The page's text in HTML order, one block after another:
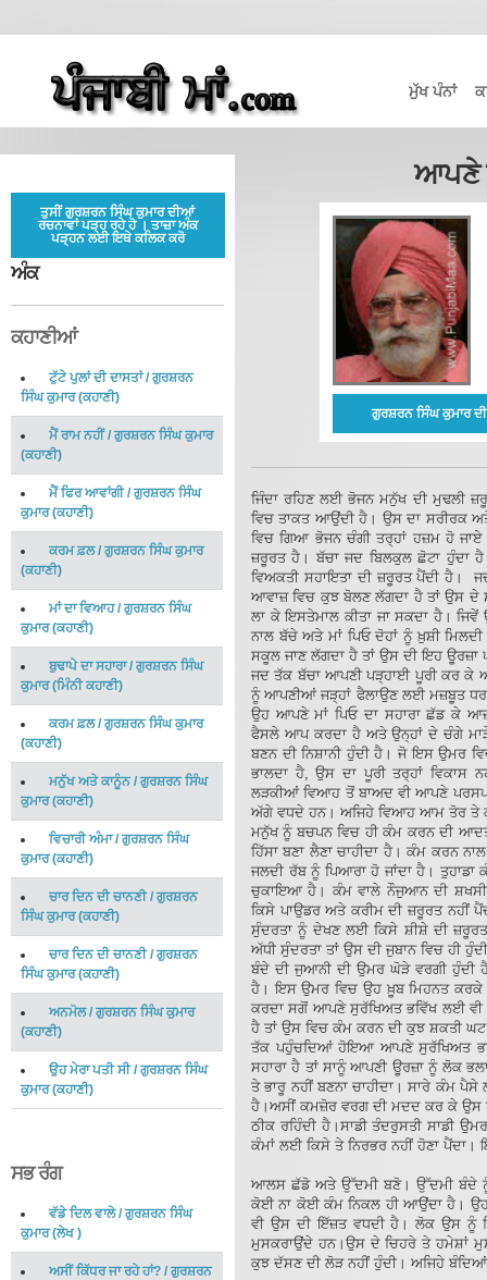
ਮੁੱਖ ਪੰਨਾਂ
ਤੁਸੀਂ ਗੁਰਸ਼ਰਨ ਸਿੰਘ ਕੁਮਾਰ ਦੀਆਂ
ਰਚਨਾਵਾਂ ਪੜ੍ਹ ਰਹੇ ਹੋ । ਤਾਜ਼ਾ ਅੰਕ
ਪੜ੍ਹਨ ਲਈ ਇਥੇ ਕਲਿਕ ਕਰੋ
ਅੰਕ
ਕਹਾਣੀਆਂ
ਟੁੱਟੇ ਪੁਲਾਂ ਦੀ ਦਾਸਤਾਂ/ਗੁਰਸ਼ਰਨ
ਸਿੰਘ ਕੁਮਾਰ(ਕਹਾਣੀ)
ਮੈਂ ਰਾਮ ਨਹੀਂ/ ਗੁਰਸ਼ਰਨ ਸਿੰਘ ਕੁਮਾਰ
(ਕਹਾਣੀ)
ਮੈਂ ਫਿਰ ਆਵਾਂਗੀ/ਗੁਰਸ਼ਰਨ ਸਿੰਘ
ਕੁਮਾਰ(ਕਹਾਣੀ)
ਕਰਮ ਫ਼ਲ/ ਗੁਰਸ਼ਰਨ ਸਿੰਘ ਕੁਮਾਰ
(ਕਹਾਣੀ)
ਮਾਂ ਦਾ ਵਿਆਹ/ਗੁਰਸ਼ਰਨ ਸਿੰਘ
ਕੁਮਾਰ(ਕਹਾਣੀ)
ਬੁਢਾਪੇ ਦਾ ਸਹਾਰਾ/ ਗੁਰਸ਼ਰਨ ਸਿੰਘ
ਕੁਮਾਰ(ਮਿੰਨੀ ਕਹਾਣੀ)
ਕਰਮ ਫ਼ਲ/ਗੁਰਸ਼ਰਨ ਸਿੰਘ ਕੁਮਾਰ
(ਕਹਾਣੀ)
ਮਨੁੱਖ ਅਤੇ ਕਾਨੂੰਨ/ ਗੁਰਸ਼ਰਨ ਸਿੰਘ
ਕੁਮਾਰ(ਕਹਾਣੀ)
ਵਿਚਾਰੀ ਅੰਮਾ/ਗੁਰਸ਼ਰਨ ਸਿੰਘ
ਕੁਮਾਰ(ਕਹਾਣੀ)
ਚਾਰ ਦਿਨ ਦੀ ਚਾਨਣੀ/ ਗੁਰਸ਼ਰਨ
ਸਿੰਘ ਕੁਮਾਰ(ਕਹਾਣੀ)
ਚਾਰ ਦਿਨ ਦੀ ਚਾਨਣੀ/ਗੁਰਸ਼ਰਨ
ਸਿੰਘ ਕੁਮਾਰ(ਕਹਾਣੀ)
ਅਨਮੋਲ/ ਗੁਰਸ਼ਰਨ ਸਿੰਘ ਕੁਮਾਰ
(ਕਹਾਣੀ)
ਉਹ ਮੇਰਾ ਪਤੀ ਸੀ/ਗੁਰਸ਼ਰਨ ਸਿੰਘ
ਕੁਮਾਰ(ਕਹਾਣੀ)
ਸਭ ਰੰਗ
ਵੱਡੇ ਦਿਲ ਵਾਲੇ/ਗੁਰਸ਼ਰਨ ਸਿੰਘ
ਕੁਮਾਰ(ਲੇਖ)
ਅਸੀਂ ਕਿੱਧਰ ਜਾ ਰਹੇ ਹਾਂ? / ਗੁਰਸ਼ਰਨ
ਆਪਣੇ
ਗੁਰਸ਼ਰਨ ਸਿੰਘ ਕੁਮਾਰ
ਜਿੰਦਾ ਰਹਿਣ ਲਈ ਭੋਜਨ ਮਨੁੱਖ ਦੀ ਮੁਢਲੀ
ਵਿਚ ਤਾਕਤ ਆਉਂਦੀ ਹੈ। ਉਸ ਦਾ ਸਰੀਰਕ
ਵਿਚ ਗਿਆ ਭੋਜਨ ਚੰਗੀ ਤਰ੍ਹਾਂ ਹਜ਼ਮ ਹੋ
ਜ਼ਰੂਰਤ ਹੈ। ਬੱਚਾ ਜਦ ਬਿਲਕੁਲ ਛੋਟਾ ਹੁੰਦਾ
ਵਿਅਕਤੀ ਸਹਾਇਤਾ ਦੀ ਜ਼ਰੂਰਤ ਪੈਂਦੀ ਹੈ।
ਆਵਾਜ਼ ਵਿਚ ਕੁਝ ਬੋਲਣ ਲੱਗਦਾ ਹੈ ਤਾਂ ਉਸ ਦੇ
ਲਾ ਕੇ ਇਸਤੇਮਾਲ ਕੀਤਾ ਜਾ ਸਕਦਾ ਹੈ।
ਨਾਲ ਬੱਚੇ ਅਤੇ ਮਾਂ ਪਿਓ ਦੋਹਾਂ ਨੂੰ ਖ਼ੁਸ਼ੀ
ਸਕੂਲ ਜਾਣ ਲੱਗਦਾ ਹੈ ਤਾਂ ਉਸ ਦੀ ਇਹ
ਜਦ ਤੱਕ ਬੱਚਾ ਆਪਣੀ ਪੜ੍ਹਾਈ ਪੂਰੀ ਕਰ ਕੇ
ਨੂੰ ਆਪਣੀਆਂ ਜੜ੍ਹਾਂ ਫੈਲਾਉਣ ਲਈ ਮਜ਼ਬੂਤ
ਉਹ ਆਪਣੇ ਮਾਂ ਪਿਓ ਦਾ ਸਹਾਰਾ ਛੱਡ ਕੇ
ਫੈਸਲੇ ਆਪ ਕਰਦਾ ਹੈ ਅਤੇ ਉਨ੍ਹਾਂ ਦੇ ਚੰਗੇ
ਬਣਨ ਦੀ ਨਿਸ਼ਾਨੀ ਹੁੰਦੀ ਹੈ। ਜੋ ਇਸ ਉਮਰ
ਭਾਲਦਾ ਹੈ, ਉਸ ਦਾ ਪੂਰੀ ਤਰ੍ਹਾਂ
ਲੜਕੀਆਂ ਵਿਆਹ ਤੋਂ ਬਾਅਦ ਵੀ ਆਪਣੇ
ਅੱਗੇ ਵਧਦੇ ਹਨ। ਅਜਿਹੇ ਵਿਆਹ ਆਮ ਤੋਰ ਤੇ
ਮਨੁੱਖ ਨੂੰ ਬਚਪਨ ਵਿਚ ਹੀ ਕੰਮ ਕਰਨ ਦੀ
ਹਿੱਸਾ ਬਣਾ ਲੈਣਾ ਚਾਹੀਦਾ ਹੈ। ਕੰਮ ਕਰਨ
ਜਲਦੀ ਰੱਬ ਨੂੰ ਪਿਆਰਾ ਹੋ ਜਾਂਦਾ ਹੈ।
ਚੁਕਾਇਆ ਹੈ। ਕੰਮ ਵਾਲੇ ਨੌਜੁਆਨ ਦੀ
ਕਿਸੇ ਪਾਉਡਰ ਅਤੇ ਕਰੀਮ ਦੀ ਜ਼ਰੂਰਤ ਨਹੀਂ
ਸੁੰਦਰਤਾ ਨੂੰ ਦੇਖਣ ਲਈ ਕਿਸੇ ਸ਼ੀਸ਼ੇ ਦੀ
ਅੱਧੀ ਸੁੰਦਰਤਾ ਤਾਂ ਉਸ ਦੀ ਜੁਬਾਨ ਵਿਚ ਹੀ
ਬੰਦੇ ਦੀ ਜੁਆਨੀ ਦੀ ਉਮਰ ਘੋੜੇ ਵਰਗੀ ਹੁੰਦੀ
ਹੈ। ਇਸ ਉਮਰ ਵਿਚ ਉਹ ਖ਼ੂਬ ਮਿਹਨਤ ਕਰਕੇ
ਕਰਦਾ ਸਗੋਂ ਆਪਣੇ ਸੁਰੱਖਿਅਤ ਭਵਿੱਖ ਲਈ ਵੀ
ਹੈ ਤਾਂ ਉਸ ਵਿਚ ਕੰਮ ਕਰਨ ਦੀ ਕੁਝ ਸ਼ਕਤੀ
ਤੱਕ ਪਹੁੰਚਦਿਆਂ ਹੋਇਆ ਆਪਣੇ ਸੁਰੱਖਿਅਤ
ਸਹਾਰਾ ਹੈ ਤਾਂ ਸਾਨੂੰ ਆਪਣੀ ਊਰਜ਼ਾ ਨੂੰ ਲੋਕ
ਤੇ ਭਾਰੂ ਨਹੀਂ ਬਣਨਾ ਚਾਹੀਦਾ। ਸਾਰੇ ਕੰਮ
ਹੈ।ਅਸੀਂ ਕਮਜ਼ੋਰ ਵਰਗ ਦੀ ਮਦਦ ਕਰ ਕੇ ਉਸ
ਠੀਕ ਰਹਿੰਦੀ ਹੈ।ਸਾਡੀ ਤੰਦਰੁਸਤੀ ਸਾਡੀ
ਕੰਮਾਂ ਲਈ ਕਿਸੇ ਤੇ ਨਿਰਭਰ ਨਹੀਂ ਹੋਣਾ
ਆਲਸ ਛੱਡੋ ਅਤੇ ਉੱਦਮੀ ਬਣੋ। ਉੱਦਮੀ ਬੰਦੇ ਨੂੰ
ਕੋਈ ਨਾ ਕੋਈ ਕੰਮ ਨਿਕਲ ਹੀ ਆਉਂਦਾ ਹੈ।
ਵੀ ਉਸ ਦੀ ਇੱਜ਼ਤ ਵਧਦੀ ਹੈ। ਲੋਕ ਉਸ ਨੂੰ
ਮੁਸਕਰਾਉਂਦੇ ਹਨ।ਉਸ ਦੇ ਚਿਹਰੇ ਤੇ ਹਮੇਸ਼ਾਂ
ਕੁਝ ਦੱਸਣ ਦੀ ਲੋੜ ਨਹੀਂ ਹੁੰਦੀ। ਅਜਿਹੇ